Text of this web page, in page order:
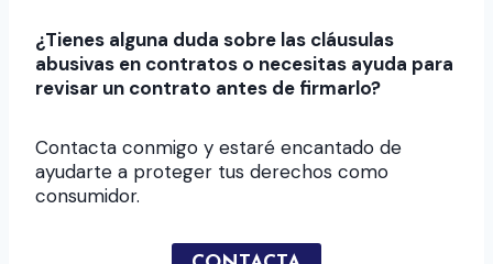
¿Tienes alguna duda sobre las cláusulas
abusivas en contratos o necesitas ayuda para
revisar un contrato antes de firmarlo?
Contacta conmigo y estaré encantado de
ayudarte a proteger tus derechos como
consumidor.